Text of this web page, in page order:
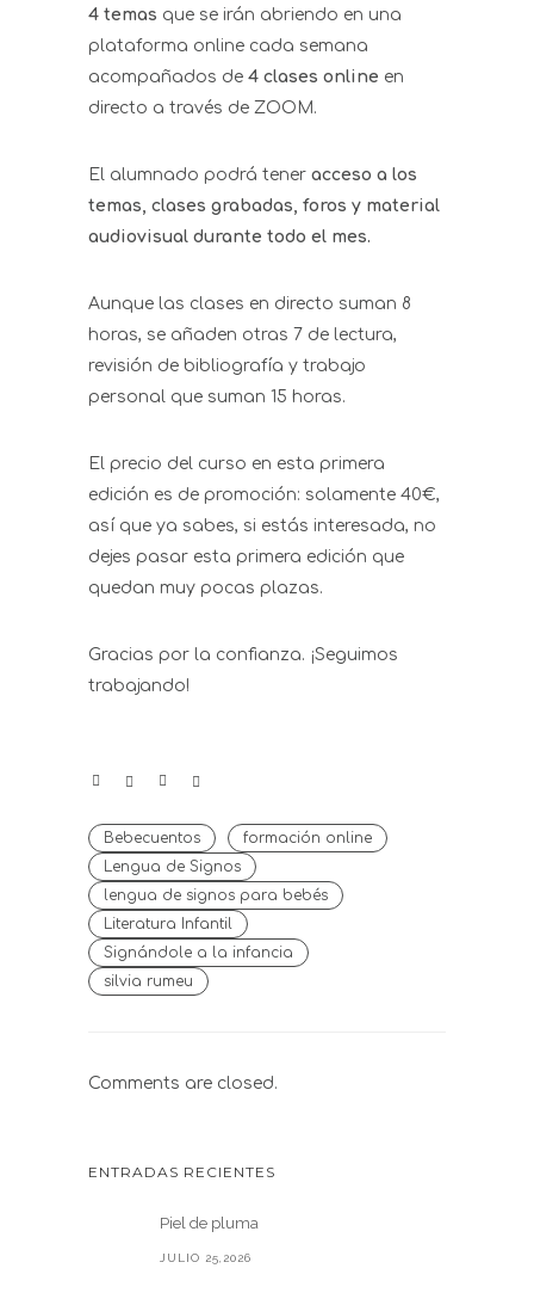
4 temas que se irán abriendo en una
plataforma online cada semana
acompañados de 4 clases online en
directo a través de ZOOM.
El alumnado podrá tener acceso a los
temas, clases grabadas, foros y material
audiovisual durante todo el mes.
Aunque las clases en directo suman 8
horas, se añaden otras 7 de lectura,
revisión de bibliografía y trabajo
personal que suman 15 horas.
El precio del curso en esta primera
edición es de promoción: solamente 40€,
así que ya sabes, si estás interesada, no
dejes pasar esta primera edición que
quedan muy pocas plazas.
Gracias por la confianza. ¡Seguimos
trabajando!
Bebecuentos
formación online
Lengua de Signos
lengua de signos para bebés
Literatura Infantil
Signándole a la infancia
silvia rumeu
Comments are closed.
ENTRADAS RECIENTES
Piel de pluma
JULIO 25,2026